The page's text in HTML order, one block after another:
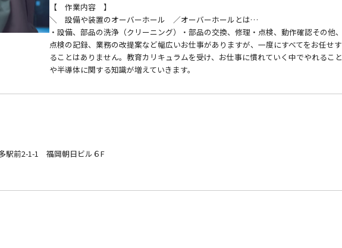
【 作業内容 】
＼ 設備や装置のオーバーホール ／オーバーホールとは…
・設備、部品の洗浄（クリーニング）・部品の交換、修理・点検、動作確認その他、
点検の記録、業務の改提案など幅広いお仕事がありますが、一度にすべてをお任せす
ることはありません。教育カリキュラムを受け、お仕事に慣れていく中でやれること
や半導体に関する知識が増えていきます。
駅前2-1-1 福岡朝日ビル６F